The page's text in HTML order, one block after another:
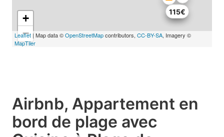
115€
74€
+
−
Leaflet | Map data ©OpenStreetMapcontributors, CC-BY-SA, Imagery ©
MapTiler
Airbnb, Appartement en
bord de plage avec